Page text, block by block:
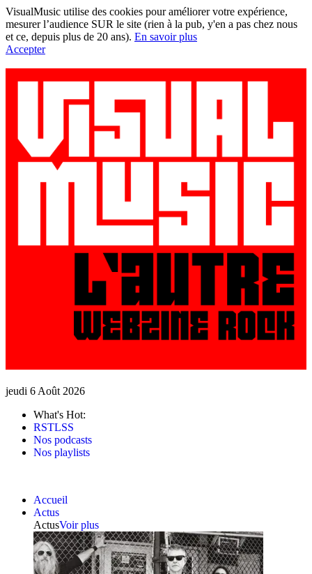
VisualMusic utilise des cookies pour améliorer votre expérience,
mesurer l’audience SUR le site (rien à la pub, y'en a pas chez nous
et ce, depuis plus de 20 ans). En savoir plus
Accepter
jeudi 6 Août 2026
What's Hot:
RSTLSS
Nos podcasts
Nos playlists
Accueil
Actus
ActusVoir plus